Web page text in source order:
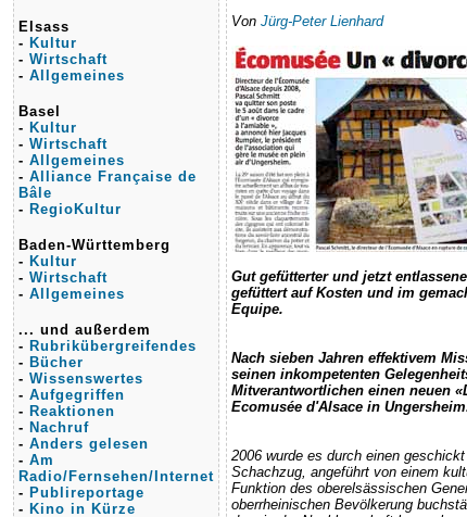
Elsass
- Kultur
- Wirtschaft
- Allgemeines
Basel
- Kultur
- Wirtschaft
- Allgemeines
- Alliance Française de
Bâle
- RegioKultur
Baden-Württemberg
- Kultur
- Wirtschaft
- Allgemeines
... und außerdem
- Rubrikübergreifendes
- Bücher
- Wissenswertes
- Aufgegriffen
- Reaktionen
- Nachruf
- Anders gelesen
- Am
Radio/Fernsehen/Internet
- Publireportage
- Kino in Kürze
Von Jürg-Peter Lienhard
Gut gefütterter und jetzt
gefüttert auf Kosten und im
Equipe.
Nach sieben Jahren effektivem
seinen inkompetenten
Mitverantwortlichen einen neuen
Ecomusée d'Alsace in
2006 wurde es durch einen
Schachzug, angeführt von einem
Funktion des oberelsässischen
oberrheinischen Bevölkerung